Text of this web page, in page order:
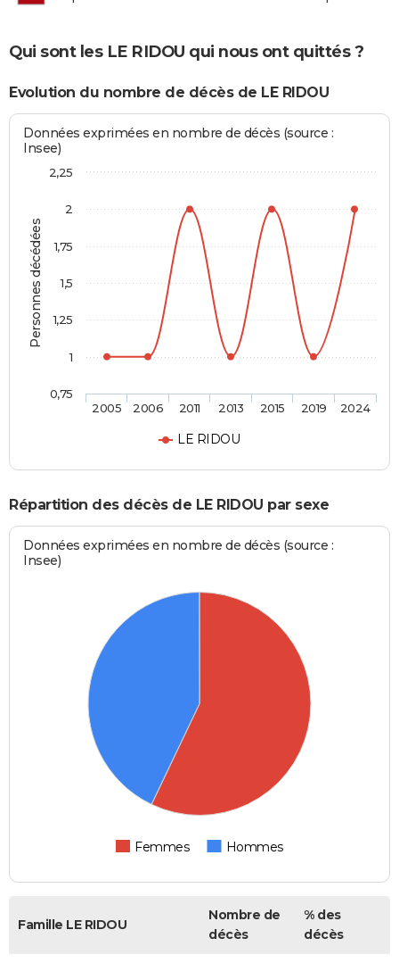
Qui sont les LE RIDOU qui nous ont quittés ?
Evolution du nombre de décès de LE RIDOU
Personnes décédées
Données exprimées en nombre de décès (source :
Insee)
LE RIDOU
2005 2006 2011 2013 2015 2019 2024
0,75
1
1,25
1,5
1,75
2
2,25
Répartition des décès de LE RIDOU par sexe
Données exprimées en nombre de décès (source :
Insee)
Femmes Hommes
Famille LE RIDOU
Nombre de
décès
% des
décès